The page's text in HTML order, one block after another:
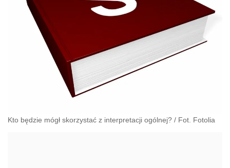
Kto będzie mógł skorzystać z interpretacji ogólnej? / Fot. Fotolia